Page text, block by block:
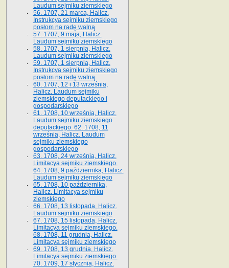
Laudum sejmiku ziemskiego
56. 1707, 21 marca, Halicz.
Instrukcya sejmiku ziemskiego
posłom na radę walną
57. 1707, 9 maja, Halicz.
Laudum sejmiku ziemskiego
58. 1707, 1 sierpnia, Halicz.
Laudum sejmiku ziemskiego
59. 1707, 1 sierpnia, Halicz.
Instrukcya sejmiku ziemskiego
posłom na radę walną
60. 1707, 12 i 13 września,
Halicz. Laudum sejmiku
ziemskiego deputackiego i
gospodarskiego
61. 1708, 10 września, Halicz.
Laudum sejmiku ziemskiego
deputackiego. 62. 1708, 11
września, Halicz. Laudum
sejmiku ziemskiego
gospodarskiego
63. 1708, 24 września, Halicz.
Limitacya sejmiku ziemskiego.
64. 1708, 9 października, Halicz.
Laudum sejmiku ziemskiego
65­. 1708, 10 października,
Halicz. Limitacya sejmiku
ziemskiego
66. 1708, 13 listopada, Halicz.
Laudum sejmiku ziemskiego
67. 1708, 15 listopada, Halicz.
Limitacya sejmiku ziemskiego.
68. 1708, 11 grudnia, Halicz.
Limitacya sejmiku ziemskiego
69. 1708, 13 grudnia, Halicz.
Limitacya sejmiku ziemskiego.
70. 1709, 17 stycznia, Halicz.